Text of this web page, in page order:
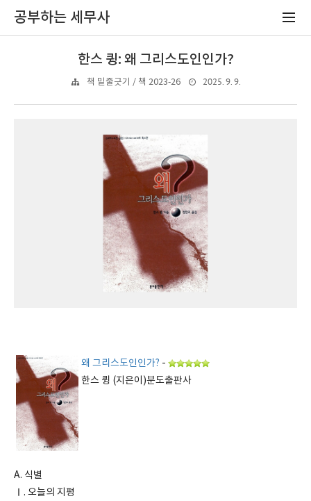
공부하는 세무사
한스 큉: 왜 그리스도인인가?
책 밑줄긋기 / 책 2023-26 2025. 9. 9.
왜 그리스도인인가? -
한스 큉 (지은이)분도출판사
A. 식별
Ⅰ. 오늘의 지평